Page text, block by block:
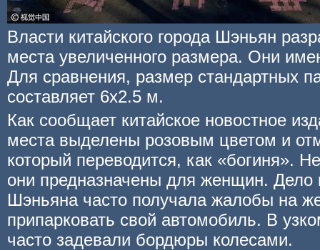
Власти китайского города Шэньян
места увеличенного размера. Они
Для сравнения, размер стандартных
составляет 6x2.5 м.
Как сообщает китайское новостное
места выделены розовым цветом и
который переводится, как «богиня».
они предназначены для женщин. Дело
Шэньяна часто получала жалобы на
припарковать свой автомобиль. В
часто задевали бордюры колесами.